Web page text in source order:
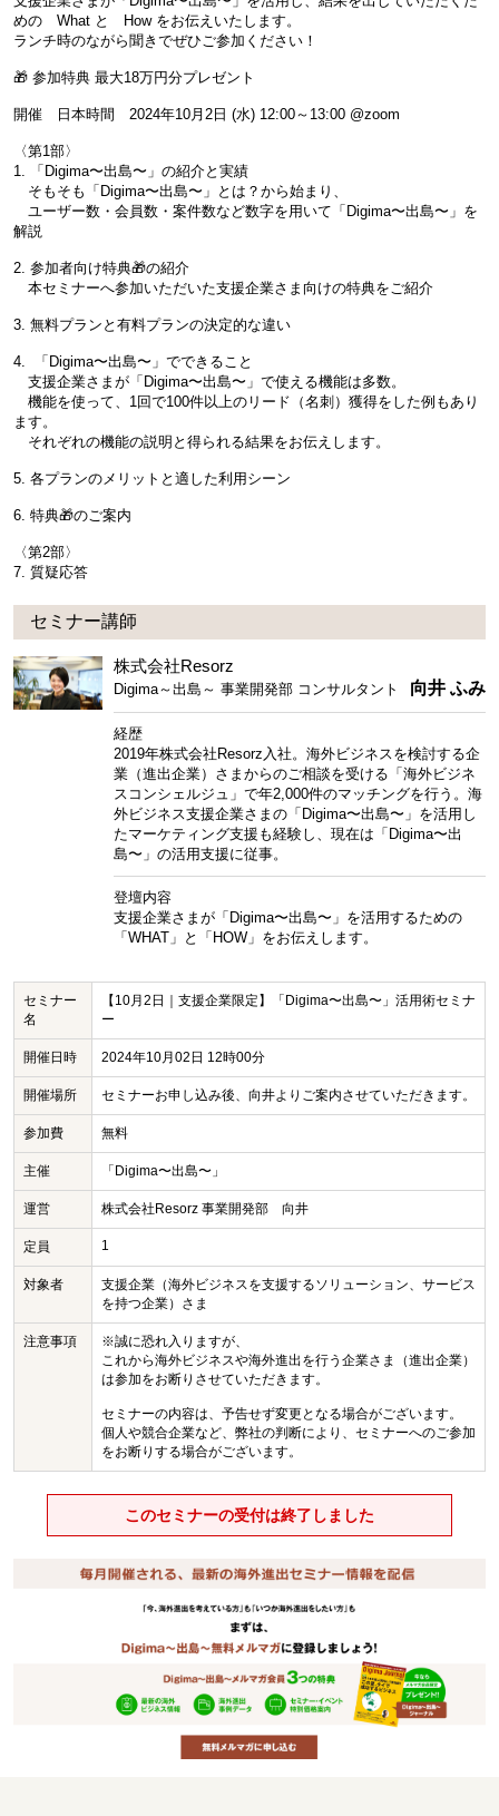
めの What と How をお伝えいたします。
ランチ時のながら聞きでぜひご参加ください！
🎁 参加特典 最大18万円分プレゼント
開催 日本時間 2024年10月2日 (水) 12:00～13:00 @zoom
〈第1部〉
1. 「Digima〜出島〜」の紹介と実績
そもそも「Digima〜出島〜」とは？から始まり、
ユーザー数・会員数・案件数など数字を用いて「Digima〜出島〜」を
解説
2. 参加者向け特典🎁の紹介
本セミナーへ参加いただいた支援企業さま向けの特典をご紹介
3. 無料プランと有料プランの決定的な違い
4. 「Digima〜出島〜」でできること
支援企業さまが「Digima〜出島〜」で使える機能は多数。
機能を使って、1回で100件以上のリード（名刺）獲得をした例もあり
ます。
それぞれの機能の説明と得られる結果をお伝えします。
5. 各プランのメリットと適した利用シーン
6. 特典🎁のご案内
〈第2部〉
7. 質疑応答
セミナー講師
株式会社Resorz
Digima～出島～ 事業開発部 コンサルタント 向井 ふみ
経歴
2019年株式会社Resorz入社。海外ビジネスを検討する企
業（進出企業）さまからのご相談を受ける「海外ビジネ
スコンシェルジュ」で年2,000件のマッチングを行う。海
外ビジネス支援企業さまの「Digima〜出島〜」を活用し
たマーケティング支援も経験し、現在は「Digima〜出
島〜」の活用支援に従事。
登壇内容
支援企業さまが「Digima〜出島〜」を活用するための
「WHAT」と「HOW」をお伝えします。
セミナー
名
【10月2日｜支援企業限定】「Digima〜出島〜」活用術セミナ
ー
開催日時 2024年10月02日 12時00分
開催場所 セミナーお申し込み後、向井よりご案内させていただきます。
参加費 無料
主催 「Digima〜出島〜」
運営 株式会社Resorz 事業開発部 向井
定員 1
対象者
支援企業（海外ビジネスを支援するソリューション、サービス
を持つ企業）さま
注意事項
※誠に恐れ入りますが、
これから海外ビジネスや海外進出を行う企業さま（進出企業）
は参加をお断りさせていただきます。
セミナーの内容は、予告せず変更となる場合がございます。
個人や競合企業など、弊社の判断により、セミナーへのご参加
をお断りする場合がございます。
このセミナーの受付は終了しました